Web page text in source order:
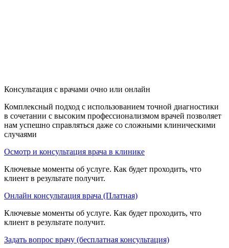
Консультация с врачами очно или онлайн
Комплексный подход с использованием точной диагностики
в сочетании с высоким профессионализмом врачей позволяет
нам успешно справляться даже со сложными клиническими
случаями
Осмотр и консультация врача в клинике
Ключевые моменты об услуге. Как будет проходить, что
клиент в результате получит.
Онлайн консультация врача (Платная)
Ключевые моменты об услуге. Как будет проходить, что
клиент в результате получит.
Задать вопрос врачу (бесплатная консультация)